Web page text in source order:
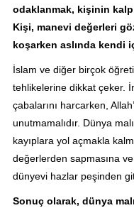
odaklanmak, kişinin kalp
Kişi, manevi değerleri
koşarken aslında kendi
İslam ve diğer birçok
tehlikelerine dikkat çeker.
çabalarını harcarken,
unutmamalıdır. Dünya
kayıplara yol açmakla
değerlerden sapmasına
dünyevi hazlar peşinden
Sonuç olarak, dünya